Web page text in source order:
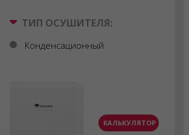
ТИП ОСУШИТЕЛЯ:
Конденсационный
КАЛЬКУЛЯТОР